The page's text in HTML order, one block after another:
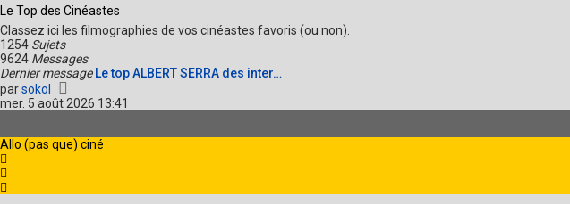
m
s
g
r
l
e
d
e
r
n
i
r
m
s
Le Top des Cinéastes
Classez ici les filmographies de vos cinéastes favoris (ou non).
1254 Sujets
9624 Messages
Dernier message Le top ALBERT SERRA des inter…
parsokol
o
i
l
mer. 5 août 2026 13:41
Allo (pas que) ciné